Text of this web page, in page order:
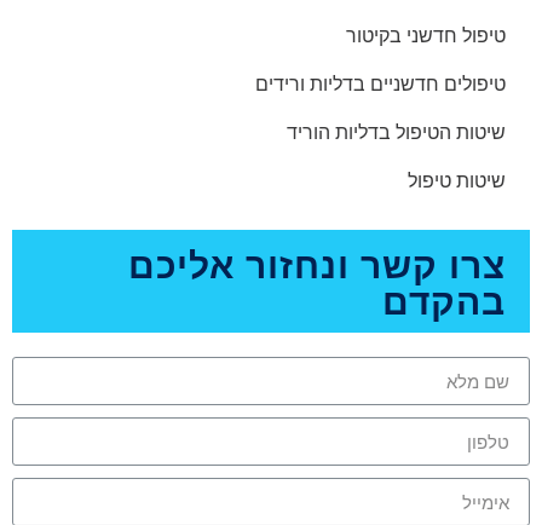
טיפול חדשני בקיטור
טיפולים חדשניים בדליות ורידים
שיטות הטיפול בדליות הוריד
שיטות טיפול
צרו קשר ונחזור אליכם
בהקדם